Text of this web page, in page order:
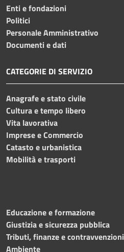
Enti e fondazioni
Politici
Personale Amministrativo
Documenti e dati
CATEGORIE DI SERVIZIO
Anagrafe e stato civile
Cultura e tempo libero
Vita lavorativa
Imprese e Commercio
Catasto e urbanistica
Mobilità e trasporti
Educazione e formazione
Giustizia e sicurezza pubblica
Tributi, finanze e contravvenzioni
Ambiente